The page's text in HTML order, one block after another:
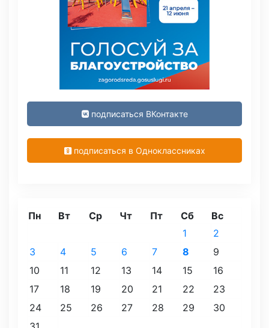
подписаться ВКонтакте
подписаться в Одноклассниках
Пн Вт Ср Чт Пт Сб
Вс
1
2
3
4 5 6 7 8
9
10
11 12 13 14 15
16
17
18 19 20 21 22
23
24
25 26 27 28 29
30